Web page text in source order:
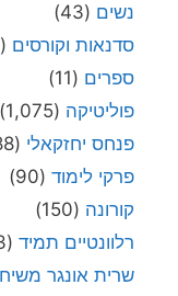
נשים (43)
סדנאות וקורסים (10)
ספרים (11)
פוליטיקה (1,075)
פנחס יחזקאלי (1,988)
פרקי לימוד (90)
קורונה (150)
רלוונטיים תמיד (4,093)
שרית אונגר משיח